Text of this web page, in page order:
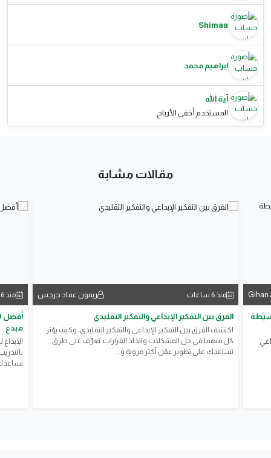
Shimaa
ابراهيم محمد
آية الله
المستخدم أخفى الأرباح
مقالات مشابة
Gihan منذ 6 ساعات ريمون عماد جرجس
الفرق بين التفكير الإبداعي والتفكير التقليدي
اكتشف الفرق بين التفكير الإبداعي والتفكير التقليدي، وكيف يؤثر
كل منهما في حل المشكلات واتخاذ القرارات. تعرّف على طرق
تساعدك على تطوير عقل أكثر مرونة و...
منذ 6 ساعات
مبدع